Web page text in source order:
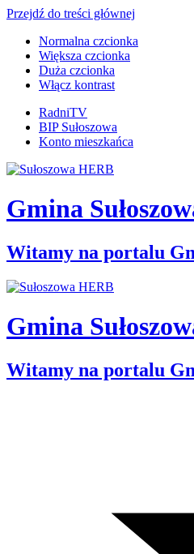
Przejdź do treści głównej
Normalna czcionka
Większa czcionka
Duża czcionka
Włącz kontrast
RadniTV
BIP Sułoszowa
Konto mieszkańca
Gmina
Witamy na portalu
Gmina
Witamy na portalu